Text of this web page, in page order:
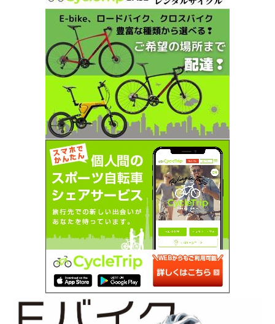
SEARCH...